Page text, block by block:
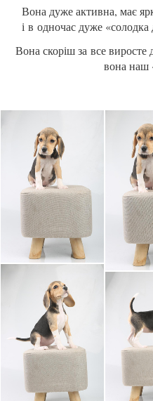
Вона дуже активна, має
і в одночас дуже «солодка
Вона скоріш за все
вона наш